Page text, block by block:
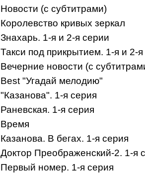
Новости (с субтитрами)
Королевство кривых зеркал
Знахарь. 1-я и 2-я серии
Такси под прикрытием. 1-я и 2-
Вечерние новости (с
Best "Угадай мелодию"
"Казанова". 1-я серия
Раневская. 1-я серия
Время
Казанова. В бегах. 1-я серия
Доктор Преображенский-2. 1-я
Первый номер. 1-я серия